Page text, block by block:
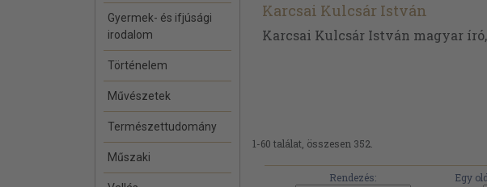
Gyermek- és ifjúsági
irodalom
Történelem
Művészetek
Természettudomány
Műszaki
Karcsai Kulcsár István
Karcsai Kulcsár István magyar
1-60 találat, összesen 352.
Rendezés:
Egy